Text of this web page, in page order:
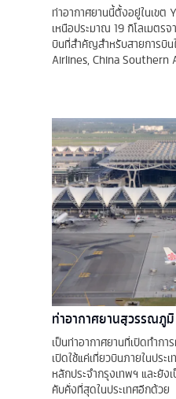
ท่าอากาศยานนี้ตั้งอยู่ในเขต
เหนือประมาณ 19 กิโลเมตร
บินที่สำคัญสำหรับสายการบิ
Airlines, China Southern
ท่าอากาศยานสุวรรณภูมิ
เป็นท่าอากาศยานที่เปิดทำก
เปิดใช้แค่เที่ยวบินภายในประ
หลักประจำกรุงเทพฯ และยัง
คับคั่งที่สุดในประเทศอีกด้วย